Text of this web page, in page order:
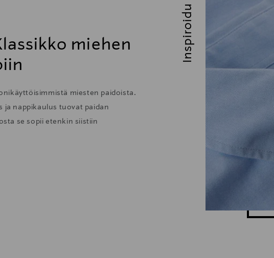
miehen
miesten paidoista.
ja nappikaulus tuovat paidan
se sopii etenkin siistiin
Inspiroidu